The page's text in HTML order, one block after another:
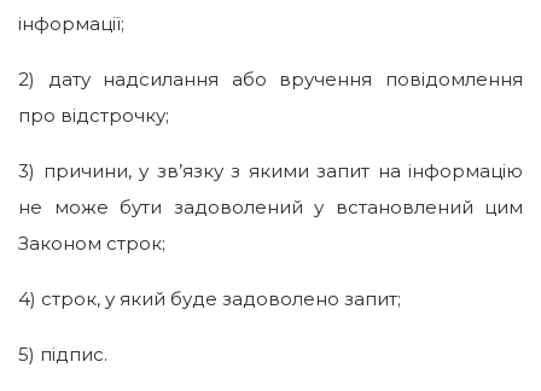
інформації;
2) дату надсилання або вручення повідомлення
про відстрочку;
3) причини, у зв’язку з якими запит на інформацію
не може бути задоволений у встановлений цим
Законом строк;
4) строк, у який буде задоволено запит;
5) підпис.